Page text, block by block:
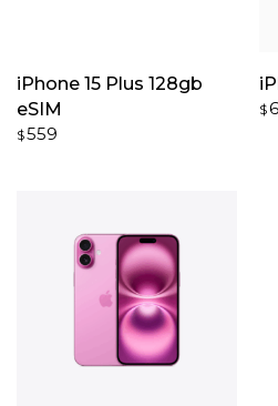
iPhone 15 Plus 128gb
eSIM
$559
$